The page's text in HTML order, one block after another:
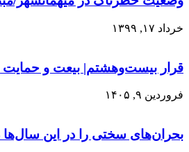
خرداد ۱۷, ۱۳۹۹
قرار بیست‌وهشتم| بیعت و حمایت
فروردین ۹, ۱۴۰۵
بحران‌های سختی را در این